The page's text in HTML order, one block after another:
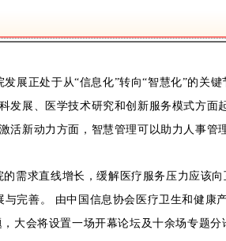
发展正处于从“信息化”转向“智慧化”的关
发展、医学技术研究和创新服务模式方
活新动力方面，智慧管理可以助力人事
需求直线增长，缓解医疗服务压力应该
完善。 由中国信息协会医疗卫生和健康
大会将设置一场开幕论坛及十余场专题